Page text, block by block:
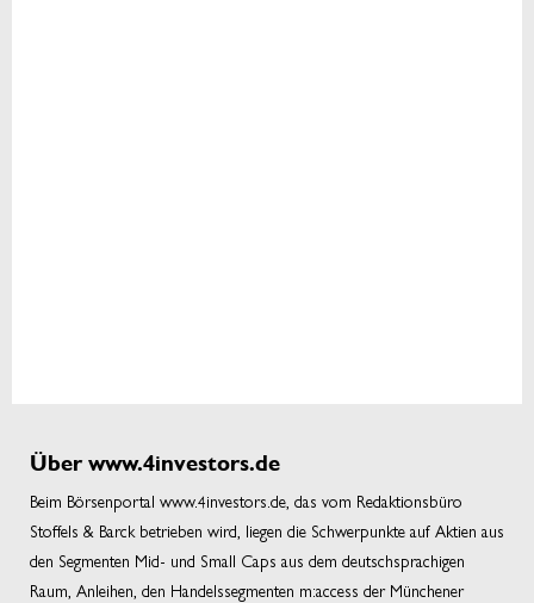
Über www.4investors.de
Beim Börsenportal www.4investors.de, das vom Redaktionsbüro
Stoffels & Barck betrieben wird, liegen die Schwerpunkte auf Aktien aus
den Segmenten Mid- und Small Caps aus dem deutschsprachigen
Raum, Anleihen, den Handelssegmenten m:access der Münchener